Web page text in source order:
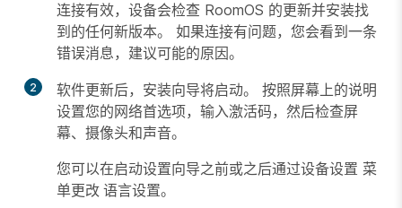
连接有效，设备会检查 RoomOS 的更新并安装找
到的任何新版本。 如果连接有问题，您会看到一条
错误消息，建议可能的原因。
2
软件更新后，安装向导将启动。 按照屏幕上的说明
设置您的网络首选项，输入激活码，然后检查屏
幕、摄像头和声音。
您可以在启动设置向导之前或之后通过设备设置 菜
单更改 语言设置。